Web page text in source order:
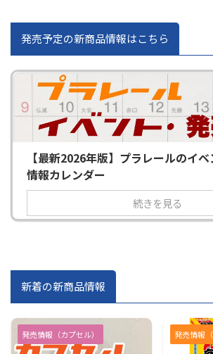
発売予定の新商品情報はこちら
【最新2026年版】プラレールのイ
情報カレンダー
続きを見る
新着の新商品情報
発売情報（カプセル） 発売情報（